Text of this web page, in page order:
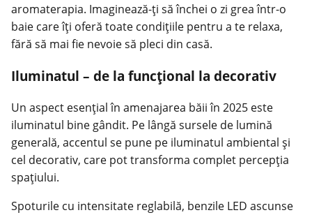
aromaterapia. Imaginează-ți să închei o zi grea într-o
baie care îți oferă toate condițiile pentru a te relaxa,
fără să mai fie nevoie să pleci din casă.
Iluminatul – de la funcțional la decorativ
Un aspect esențial în amenajarea băii în 2025 este
iluminatul bine gândit. Pe lângă sursele de lumină
generală, accentul se pune pe iluminatul ambiental și
cel decorativ, care pot transforma complet percepția
spațiului.
Spoturile cu intensitate reglabilă, benzile LED ascunse